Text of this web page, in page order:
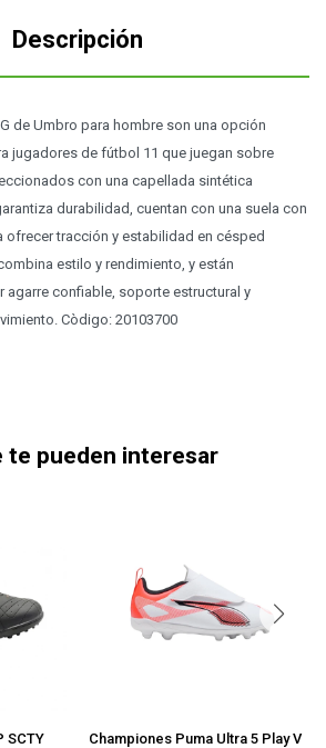
Descripción
de Umbro para hombre son una opción
jugadores de fútbol 11 que juegan sobre
con una capellada sintética
durabilidad, cuentan con una suela con
tracción y estabilidad en césped
estilo y rendimiento, y están
confiable, soporte estructural y
Còdigo: 20103700
te pueden interesar
SCTY
Championes Puma Ultra 5 Play V